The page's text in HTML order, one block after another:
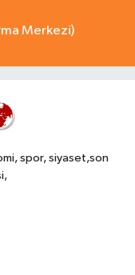
RAM (Rehberlik Araştırma Merkezi)
spor, siyaset,son